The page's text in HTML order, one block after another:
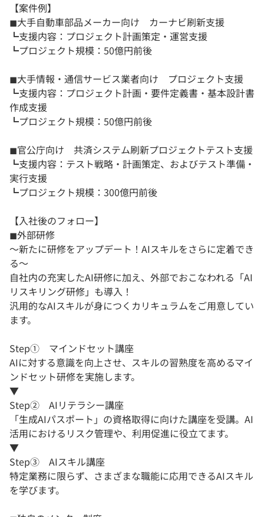
【案件例】
◼︎大手自動車部品メーカー向け カーナビ刷新支援
┗支援内容：プロジェクト計画策定・運営支援
┗プロジェクト規模：50億円前後
◼︎大手情報・通信サービス業者向け プロジェクト支援
┗支援内容：プロジェクト計画・要件定義書・基本設計書
作成支援
┗プロジェクト規模：50億円前後
◼︎官公庁向け 共済システム刷新プロジェクトテスト支援
┗支援内容：テスト戦略・計画策定、およびテスト準備・
実行支援
┗プロジェクト規模：300億円前後
【入社後のフォロー】
◼︎外部研修
〜新たに研修をアップデート！AIスキルをさらに定着でき
る〜
自社内の充実したAI研修に加え、外部でおこなわれる「AI
リスキリング研修」も導入！
汎用的なAIスキルが身につくカリキュラムをご用意してい
ます。
Step① マインドセット講座
AIに対する意識を向上させ、スキルの習熟度を高めるマイ
ンドセット研修を実施します。
▼
Step② AIリテラシー講座
「生成AIパスポート」の資格取得に向けた講座を受講。AI
活用におけるリスク管理や、利用促進に役立てます。
▼
Step③ AIスキル講座
特定業務に限らず、さまざまな職能に応用できるAIスキル
を学びます。